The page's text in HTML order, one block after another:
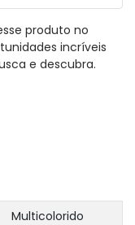
produto no
incríveis
e descubra.
Multicolorido